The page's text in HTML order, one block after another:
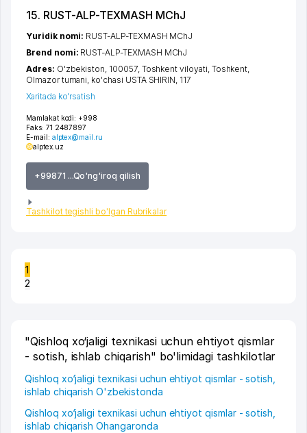
15. RUST-ALP-TEXMASH MChJ
Mamlakat kodi: +998
Faks: 71 2487897
E-mail: alptex@mail.ru
alptex.uz
+99871 ...Qo'ng'iroq qilish
Tashkilot tegishli bo'lgan Rubrikalar
Yuridik nomi: RUST-ALP-TEXMASH MChJ
Brend nomi: RUST-ALP-TEXMASH MChJ
Adres: O'zbekiston, 100057, Toshkent viloyati, Toshkent,
Olmazor tumani, ko'chasi USTA SHIRIN, 117
Xaritada ko'rsatish
1
2
"Qishloq xo‘jaligi texnikasi uchun ehtiyot qismlar
- sotish, ishlab chiqarish" bo'limidagi tashkilotlar
Qishloq xo‘jaligi texnikasi uchun ehtiyot qismlar - sotish,
ishlab chiqarish O'zbekistonda
Qishloq xo‘jaligi texnikasi uchun ehtiyot qismlar - sotish,
ishlab chiqarish Ohangaronda